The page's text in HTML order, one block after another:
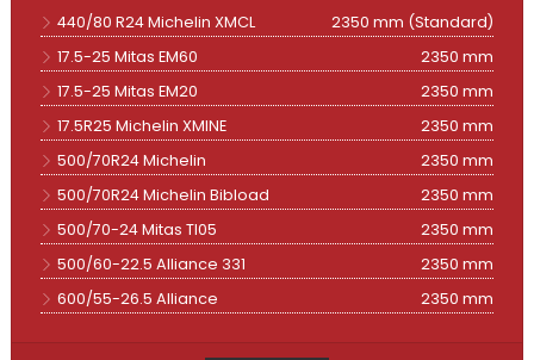
440/80 R24 Michelin XMCL
2350 mm (Standard)
17.5-25 Mitas EM60
2350 mm
17.5-25 Mitas EM20
2350 mm
17.5R25 Michelin XMINE
2350 mm
500/70R24 Michelin
2350 mm
500/70R24 Michelin Bibload
2350 mm
500/70-24 Mitas TI05
2350 mm
500/60-22.5 Alliance 331
2350 mm
600/55-26.5 Alliance
2350 mm